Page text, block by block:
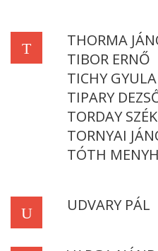
T
THORMA
TIBOR ERNŐ
TICHY GYULA
TIPARY
TORDAY
TORNYAI
TÓTH
U UDVARY PÁL